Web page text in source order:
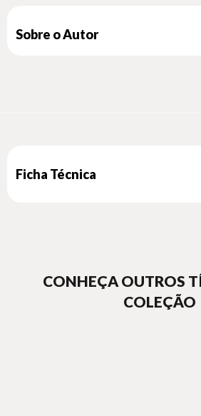
Sobre o Autor
Ficha Técnica
CONHEÇA OUTROS
COLEÇÃO